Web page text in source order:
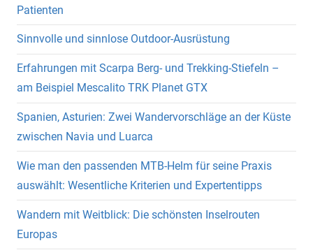
Patienten
Sinnvolle und sinnlose Outdoor-Ausrüstung
Erfahrungen mit Scarpa Berg- und Trekking-Stiefeln –
am Beispiel Mescalito TRK Planet GTX
Spanien, Asturien: Zwei Wandervorschläge an der Küste
zwischen Navia und Luarca
Wie man den passenden MTB-Helm für seine Praxis
auswählt: Wesentliche Kriterien und Expertentipps
Wandern mit Weitblick: Die schönsten Inselrouten
Europas